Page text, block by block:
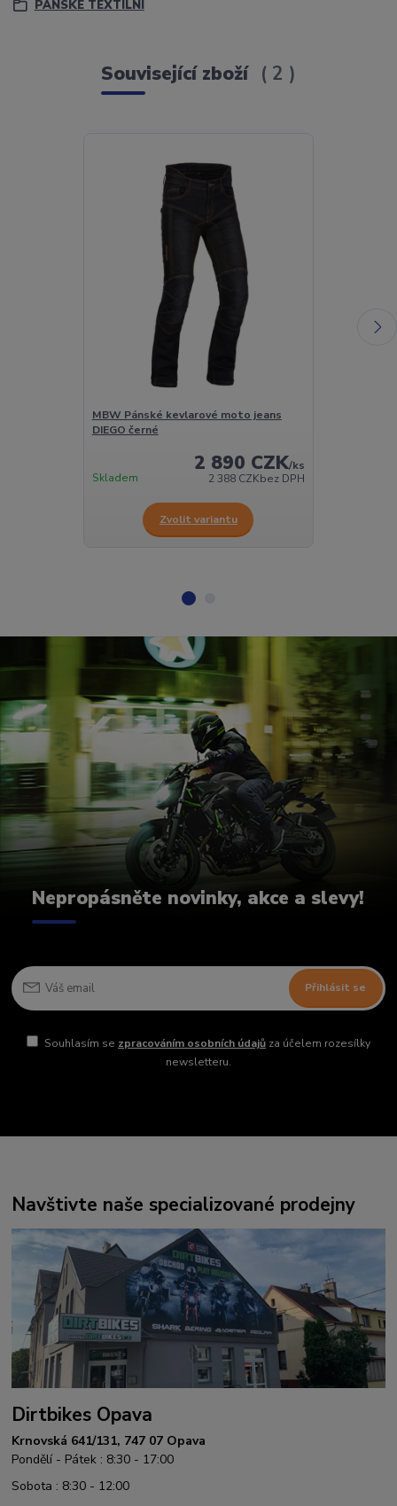
PÁNSKÉ TEXTILNÍ
Související zboží 2
MBW Pánské kevlarové moto jeans
DIEGO černé
2 890 CZK/ks
2 388 CZKbez DPH
Skladem
Zvolit variantu
Nepropásněte novinky, akce a slevy!
Přihlásit se
Souhlasím se zpracováním osobních údajůza účelem rozesílky
newsletteru.
Navštivte naše specializované prodejny
Dirtbikes Opava
Krnovská 641/131, 747 07 Opava
Pondělí - Pátek : 8:30 - 17:00
Sobota : 8:30 - 12:00